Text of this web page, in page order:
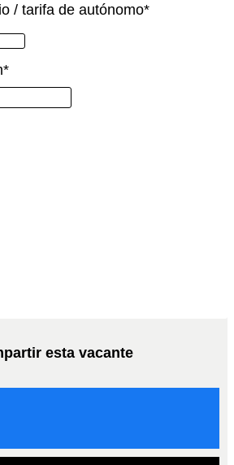
/ tarifa de autónomo*
*
esta vacante